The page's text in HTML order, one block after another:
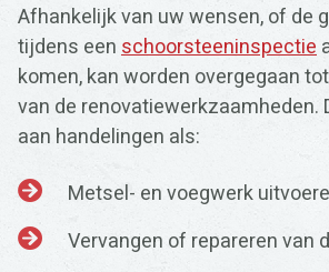
Afhankelijk van uw wensen, of de
tijdens eenschoorsteeninspectie
komen, kan worden overgegaan
van de renovatiewerkzaamheden.
aan handelingen als:
Metsel- en voegwerk
Vervangen of repareren van